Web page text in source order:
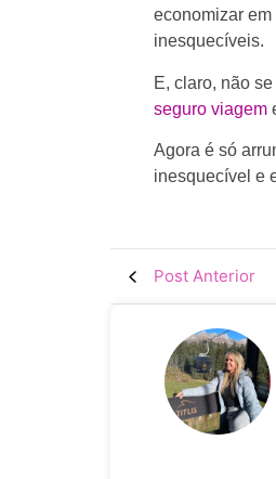
economizar
inesquecíveis.
E, claro, não
seguro viagem
Agora é só
inesquecível e
Post Anterior